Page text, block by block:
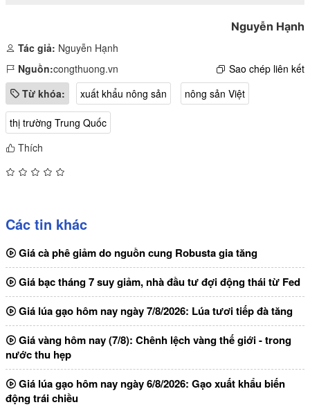
Nguyễn Hạnh
Tác giả: Nguyễn Hạnh
Nguồn:congthuong.vn
Sao chép liên kết
Từ khóa:
xuất khẩu nông sản nông sản Việt
thị trường Trung Quốc
Thích
Các tin khác
Giá cà phê giảm do nguồn cung Robusta gia tăng
Giá bạc tháng 7 suy giảm, nhà đầu tư đợi động thái từ Fed
Giá lúa gạo hôm nay ngày 7/8/2026: Lúa tươi tiếp đà tăng
Giá vàng hôm nay (7/8): Chênh lệch vàng thế giới - trong
nước thu hẹp
Giá lúa gạo hôm nay ngày 6/8/2026: Gạo xuất khẩu biến
động trái chiều